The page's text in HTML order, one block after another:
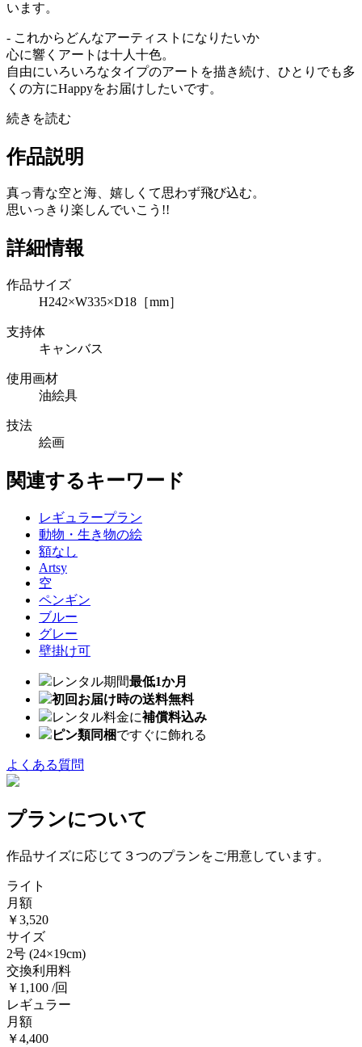
います。
- これからどんなアーティストになりたいか
心に響くアートは十人十色。
自由にいろいろなタイプのアートを描き続け、ひとりでも多
くの方にHappyをお届けしたいです。
続きを読む
作品説明
真っ青な空と海、嬉しくて思わず飛び込む。
思いっきり楽しんでいこう!!
詳細情報
作品サイズ
H242×W335×D18［mm］
支持体
キャンバス
使用画材
油絵具
技法
絵画
関連するキーワード
レギュラープラン
動物・生き物の絵
額なし
Artsy
空
ペンギン
ブルー
グレー
壁掛け可
レンタル期間最低1か月
初回お届け時の送料無料
レンタル料金に補償料込み
ピン類同梱ですぐに飾れる
よくある質問
プランについて
作品サイズに応じて３つのプランをご用意しています。
ライト
月額
￥3,520
サイズ
2号 (24×19cm)
交換利用料
￥1,100 /回
レギュラー
月額
￥4,400